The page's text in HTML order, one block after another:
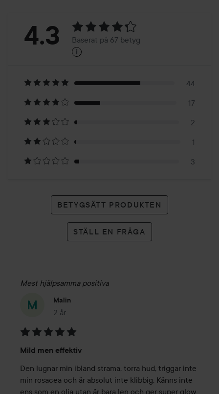
Betyg:
Baserat
på
67
betyg
4.3 Baserat på 67 betyg
i
44
17
2
1
3
BETYGSÄTT PRODUKTEN
STÄLL EN FRÅGA
Mest hjälpsamma positiva
Malin
2 år
Inlägget skapades 2 år
5
av
5
Mild men effektiv
Den lugnar min ibland strama, torra hud, triggar inte
min rosacea och är absolut inte klibbig. Känns inte
ens som en olja utan är bara len och ger super glow